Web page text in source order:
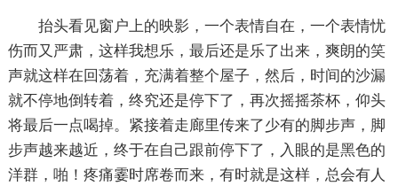
抬头看见窗户上的映影，一个表情自在，一个表情忧
伤而又严肃，这样我想乐，最后还是乐了出来，爽朗的笑
声就这样在回荡着，充满着整个屋子，然后，时间的沙漏
就不停地倒转着，终究还是停下了，再次摇摇茶杯，仰头
将最后一点喝掉。紧接着走廊里传来了少有的脚步声，脚
步声越来越近，终于在自己跟前停下了，入眼的是黑色的
洋群，啪！疼痛霎时席卷而来，有时就是这样，总会有人